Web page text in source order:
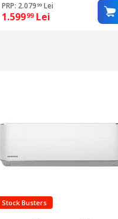
PRP: 2.079 99 Lei
1.59999 Lei
Stock Busters